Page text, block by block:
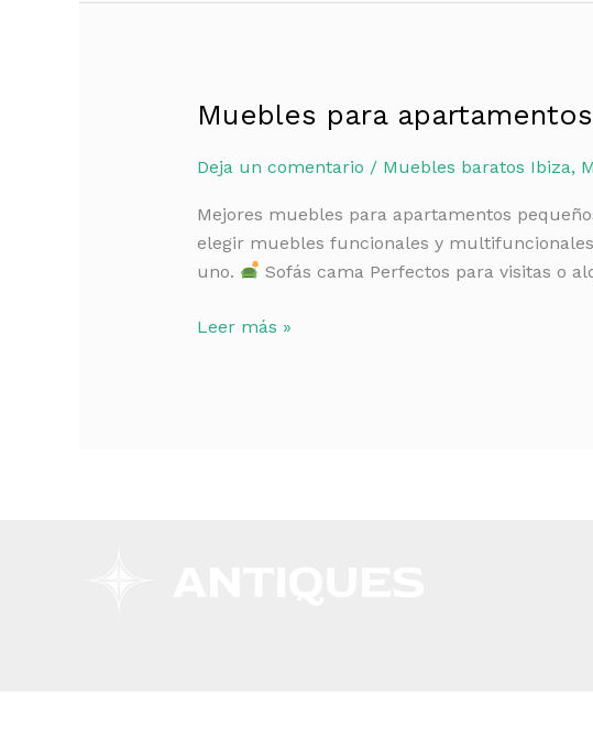
Muebles para
Deja un comentario / Muebles baratos Ibiza,
Mejores muebles para apartamentos
elegir muebles funcionales y
uno.
Sofás cama Perfectos para visitas o
Muebles
apartamentos
en
Ibiza
Leer más »